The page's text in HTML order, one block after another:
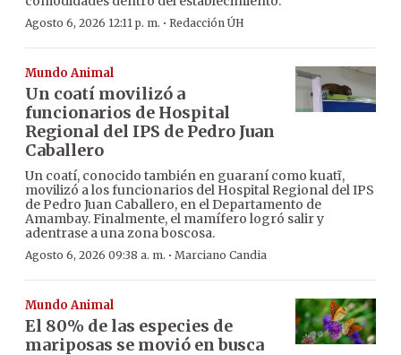
Agosto 6, 2026 12:11 p. m. · Redacción ÚH
Mundo Animal
Un coatí movilizó a
funcionarios de Hospital
Regional del IPS de Pedro Juan
Caballero
Un coatí, conocido también en guaraní como kuatĩ,
movilizó a los funcionarios del Hospital Regional del IPS
de Pedro Juan Caballero, en el Departamento de
Amambay. Finalmente, el mamífero logró salir y
adentrase a una zona boscosa.
Agosto 6, 2026 09:38 a. m. · Marciano Candia
Mundo Animal
El 80% de las especies de
mariposas se movió en busca